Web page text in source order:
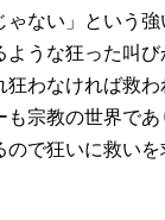
ゃない」という
ような狂った叫
わなければ救わ
も宗教の世界で
ので狂いに救い